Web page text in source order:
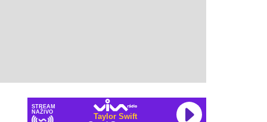
STREAM
NAŽIVO
Taylor Swift